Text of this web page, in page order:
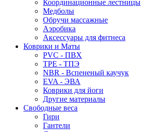
Координационные лестницы
Медболы
Обручи массажные
Аэробика
Аксессуары для фитнеса
Коврики и Маты
PVC - ПВХ
TPE - ТПЭ
NBR - Вспененый каучук
EVA - ЭВА
Коврики для йоги
Другие материалы
Свободные веса
Гири
Гантели